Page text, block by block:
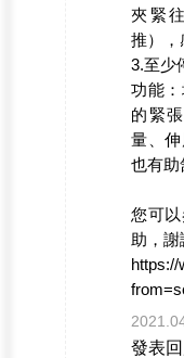
夾緊
推），
3.至少
功能
的緊
量、
也有助
您可
助，謝
https://
發表